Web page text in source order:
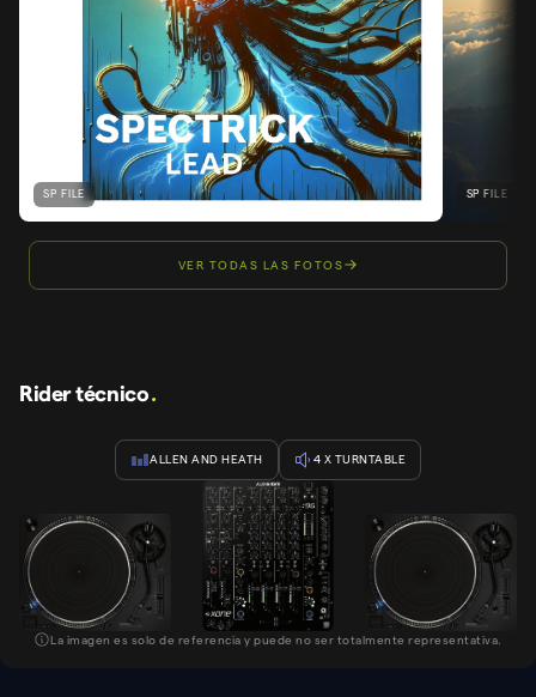
SP FILE SP FILE
VER TODAS LAS FOTOS
Rider técnico.
ALLEN AND HEATH 4 X TURNTABLE
La imagen es solo de referencia y puede no ser totalmente representativa.